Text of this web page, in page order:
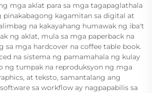
mga aklat para sa mga tagapaglathala
pinakabagong kagamitan sa digital at
na kakayahang humawak ng iba't
ng aklat, mula sa mga paperback na
sa mga hardcover na coffee table book.
na sistema ng pamamahala ng kulay
ng tumpak na reproduksyon ng mga
at teksto, samantalang ang
sa workflow ay nagpapabilis sa